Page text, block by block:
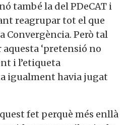
també la del PDeCAT i
reagrupar tot el que
Convergència. Però tal
‘pretensió no
i l’etiqueta
igualment havia jugat
fet perquè més enllà